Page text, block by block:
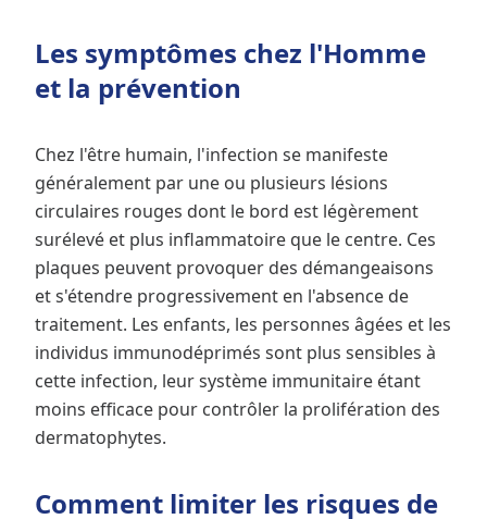
Les symptômes chez l'Homme
et la prévention
Chez l'être humain, l'infection se manifeste
généralement par une ou plusieurs lésions
circulaires rouges dont le bord est légèrement
surélevé et plus inflammatoire que le centre. Ces
plaques peuvent provoquer des démangeaisons
et s'étendre progressivement en l'absence de
traitement. Les enfants, les personnes âgées et les
individus immunodéprimés sont plus sensibles à
cette infection, leur système immunitaire étant
moins efficace pour contrôler la prolifération des
dermatophytes.
Comment limiter les risques de